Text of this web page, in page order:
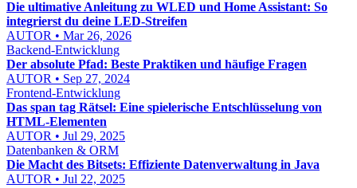
Die ultimative Anleitung zu WLED und Home Assistant: So
integrierst du deine LED-Streifen
AUTOR • Mar 26, 2026
Backend-Entwicklung
Der absolute Pfad: Beste Praktiken und häufige Fragen
AUTOR • Sep 27, 2024
Frontend-Entwicklung
Das span tag Rätsel: Eine spielerische Entschlüsselung von
HTML-Elementen
AUTOR • Jul 29, 2025
Datenbanken & ORM
Die Macht des Bitsets: Effiziente Datenverwaltung in Java
AUTOR • Jul 22, 2025